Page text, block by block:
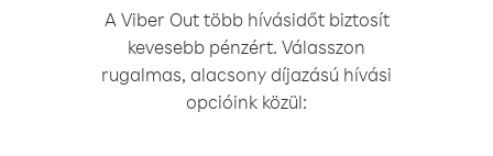
A Viber Out több hívásidőt biztosít
kevesebb pénzért. Válasszon
rugalmas, alacsony díjazású hívási
opcióink közül: